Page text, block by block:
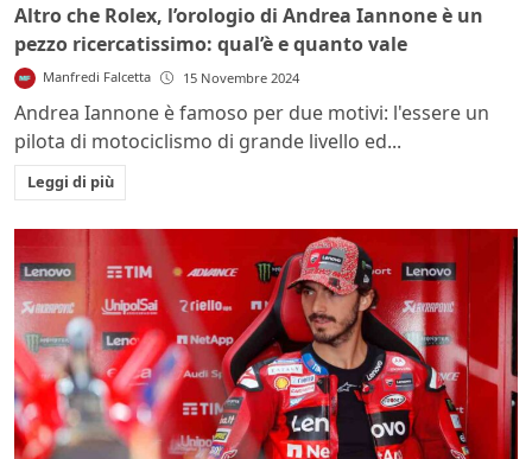
Altro che Rolex, l’orologio di Andrea Iannone è un
pezzo ricercatissimo: qual’è e quanto vale
Manfredi Falcetta 15 Novembre 2024
Andrea Iannone è famoso per due motivi: l'essere un
pilota di motociclismo di grande livello ed...
Leggi di più